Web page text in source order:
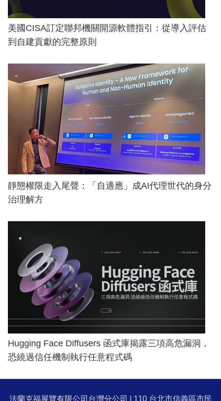
美國CISA訂定聯邦機關開源軟體指引：從導入評估
到自建貢獻的完整原則
靜態權限走入尾聲：「自適應」成AI代理世代的身分
治理解方
Hugging Face Diffusers 函式庫揭露三項高危漏洞，
恐繞過信任機制執行任意程式碼
法蘭克福展覽有限公司台灣分公司 | 110 台北市信義區市民